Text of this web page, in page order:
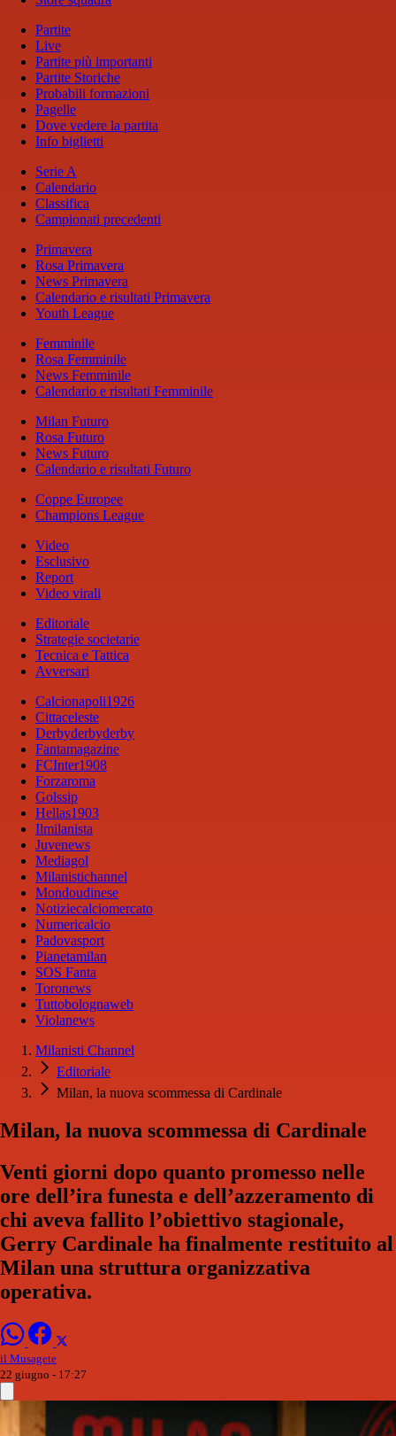
Partite
Live
Partite più importanti
Partite Storiche
Probabili formazioni
Pagelle
Dove vedere la partita
Info biglietti
Serie A
Calendario
Classifica
Campionati precedenti
Primavera
Rosa Primavera
News Primavera
Calendario e risultati Primavera
Youth League
Femminile
Rosa Femminile
News Femminile
Calendario e risultati Femminile
Milan Futuro
Rosa Futuro
News Futuro
Calendario e risultati Futuro
Coppe Europee
Champions League
Video
Esclusivo
Report
Video virali
Editoriale
Strategie societarie
Tecnica e Tattica
Avversari
Calcionapoli1926
Cittaceleste
Derbyderbyderby
Fantamagazine
FCInter1908
Forzaroma
Golssip
Hellas1903
Ilmilanista
Juvenews
Mediagol
Milanistichannel
Mondoudinese
Notiziecalciomercato
Numericalcio
Padovasport
Pianetamilan
SOS Fanta
Toronews
Tuttobolognaweb
Violanews
Milanisti Channel
Editoriale
Milan, la nuova scommessa di Cardinale
Milan, la nuova scommessa di Cardinale
Venti giorni dopo quanto promesso nelle
ore dell’ira funesta e dell’azzeramento di
chi aveva fallito l’obiettivo stagionale,
Gerry Cardinale ha finalmente restituito al
Milan una struttura organizzativa
operativa.
il Musagete
22 giugno - 17:27